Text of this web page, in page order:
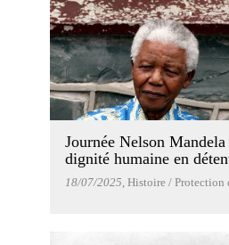
Journée Nelson
dignité humaine en
18/07/2025 , Histoire / Protection